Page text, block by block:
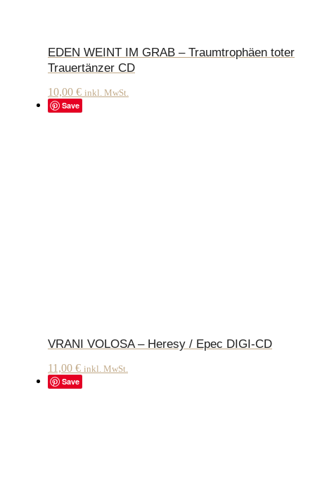
EDEN WEINT IM GRAB – Traumtrophäen toter
Trauertänzer CD
10,00 € inkl. MwSt.
Save
VRANI VOLOSA – Heresy / Epec DIGI-CD
11,00 € inkl. MwSt.
Save